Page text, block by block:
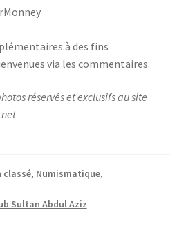
à des fins
via les commentaires.
réservés et exclusifs au site
classé, Numismatique,
Sultan Abdul Aziz